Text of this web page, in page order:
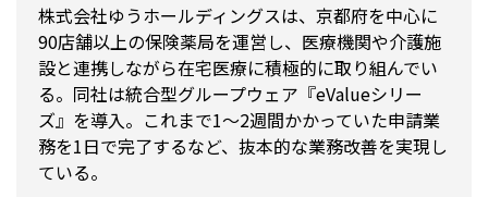
株式会社ゆうホールディングスは、京都府を中心に
90店舗以上の保険薬局を運営し、医療機関や介護施
設と連携しながら在宅医療に積極的に取り組んでい
る。同社は統合型グループウェア『eValueシリー
ズ』を導入。これまで1～2週間かかっていた申請業
務を1日で完了するなど、抜本的な業務改善を実現し
ている。